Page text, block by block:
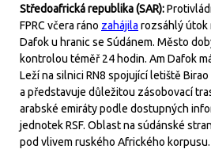
Středoafrická republika (SAR):
FPRC včera ráno zahájila rozsáhlý útok
Dafok u hranic se Súdánem. Město
kontrolou téměř 24 hodin. Am Dafok
Leží na silnici RN8 spojující letiště
a představuje důležitou zásobovací
arabské emiráty podle dostupných
jednotek RSF. Oblast na súdánské
pod vlivem ruského Afrického